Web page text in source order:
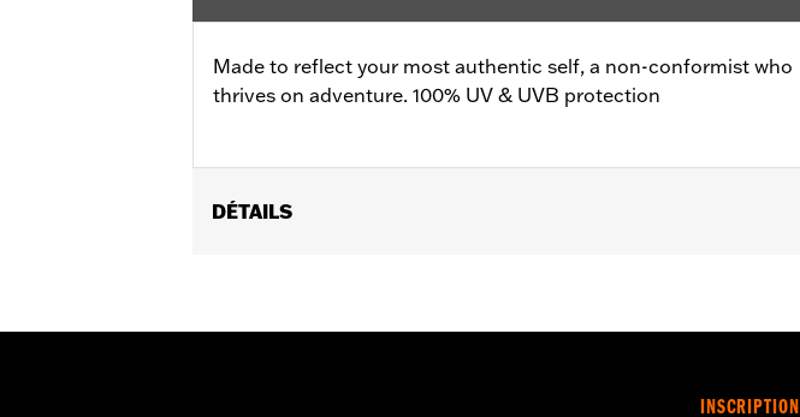
Made to reflect your most authentic self, a non-conformist who
thrives on adventure. 100% UV & UVB protection
DÉTAILS
WARRANTY:2 year limited warranty – Go towww.h-d.com/